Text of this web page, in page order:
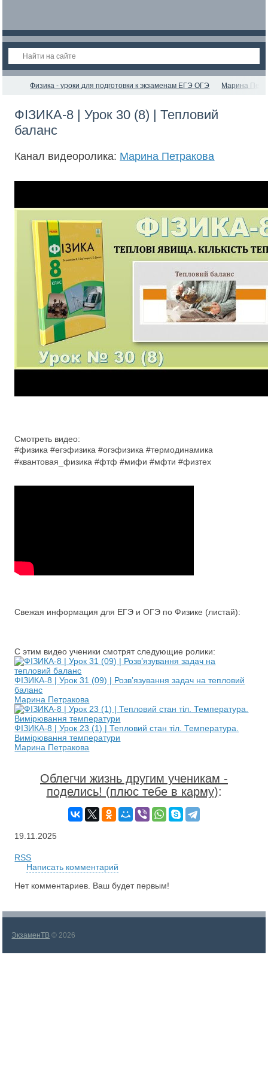
Физика - уроки для подготовки к экзаменам ЕГЭ ОГЭ Марина
ФІЗИКА-8 | Урок 30 (8) | Тепловий
баланс
Канал видеоролика: Марина Петракова
Смотреть видео:
#физика #егэфизика #огэфизика #термодинамика
#квантовая_физика #фтф #мифи #мфти #физтех
Свежая информация для ЕГЭ и ОГЭ по Физике (листай):
С этим видео ученики смотрят следующие ролики:
ФІЗИКА-8 | Урок 31 (09) | Розв’язування задач на тепловий
баланс
Марина Петракова
ФІЗИКА-8 | Урок 23 (1) | Тепловий стан тіл. Температура.
Вимірювання температури
Марина Петракова
Облегчи жизнь другим ученикам -
поделись! (плюс тебе в карму):
19.11.2025
RSS
Написать комментарий
Нет комментариев. Ваш будет первым!
ЭкзаменТВ © 2026